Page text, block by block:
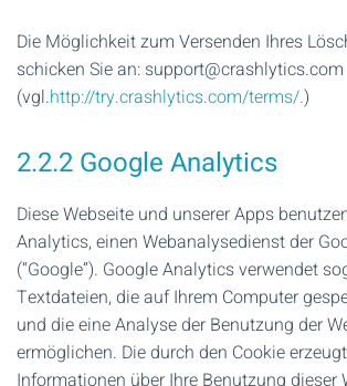
Die Möglichkeit zum Versenden Ihres
schicken Sie an: support@crashlytics.com
(vgl.http://try.crashlytics.com/terms/.)
2.2.2 Google Analytics
Diese Webseite und unserer Apps
Analytics, einen Webanalysedienst der
(“Google”). Google Analytics verwendet
Textdateien, die auf Ihrem Computer
und die eine Analyse der Benutzung der
ermöglichen. Die durch den Cookie
Informationen über Ihre Benutzung dieser